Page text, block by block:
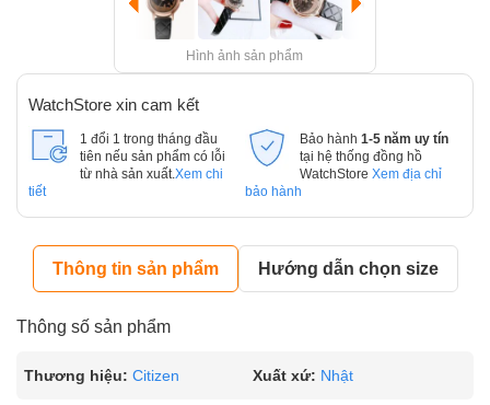
Hình ảnh sản phẩm
WatchStore xin cam kết
1 đổi 1 trong tháng đầu
tiên nếu sản phẩm có lỗi
từ nhà sản xuất. Xem chi
tiết
Bảo hành 1-5 năm uy tín
tại hệ thống đồng hồ
WatchStore Xem địa chỉ
bảo hành
Thông tin sản phẩm Hướng dẫn chọn size
Thông số sản phẩm
Thương hiệu: Citizen Xuất xứ: Nhật